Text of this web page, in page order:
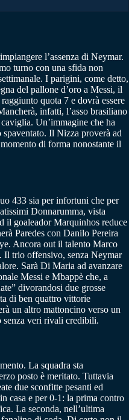
l’assenza di Neymar.
turno con una sfida non
I parigini, come detto,
del pallone d’oro a Messi, il
quota 7 e dovrà essere
infatti, l’asso brasiliano
Un’immagine che ha
Il Nizza proverà ad
di forma nonostante il
433 sia per infortuni che per
Donnarumma, vista
il goaleador Marquinhos reduce
Paredes con Danilo Pereira
Ancora out il talento Marco
Il trio offensivo, senza Neymar
Sarà Di Maria ad avanzare
Messi e Mbappè che, a
divorandosi due grosse
di ben quattro vittorie
un altro mattoncino verso un
senza veri rivali credibili.
La squadra sta
posto è meritato. Tuttavia
due sconfitte pesanti ed
casa e per 0-1: la prima contro
La seconda, nell’ultima